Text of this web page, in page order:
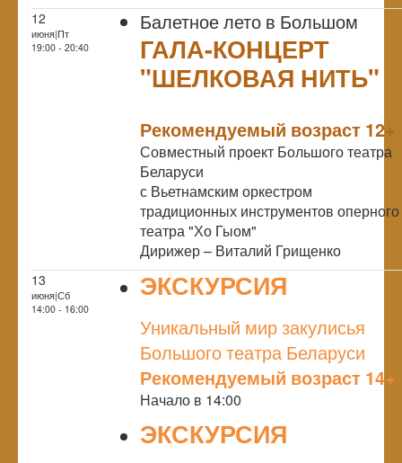
12
июня|Пт
19:00 - 20:40
Балетное лето в Большом
ГАЛА-КОНЦЕРТ
"ШЕЛКОВАЯ НИТЬ"
Рекомендуемый возраст 12+
Совместный проект Большого театра
Беларуси
с Вьетнамским оркестром
традиционных инструментов оперного
театра "Хо Гыом"
Дирижер – Виталий Грищенко
13
июня|Сб
14:00 - 16:00
ЭКСКУРСИЯ
Уникальный мир закулисья
Большого театра Беларуси
Рекомендуемый возраст 14+
Начало в 14:00
ЭКСКУРСИЯ